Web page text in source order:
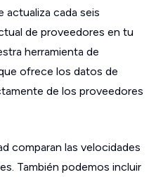
actualiza cada seis
de proveedores en tu
herramienta de
ofrece los datos de
de los proveedores
comparan las velocidades
También podemos incluir